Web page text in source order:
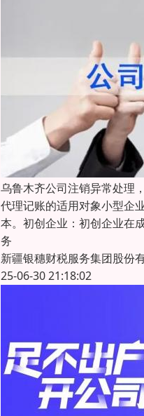
乌鲁木齐公司注销异常处理
代理记账的适用对象小型企
本。初创企业：初创企业在
务
新疆银穗财税服务集团股份
25-06-30 21:18:02